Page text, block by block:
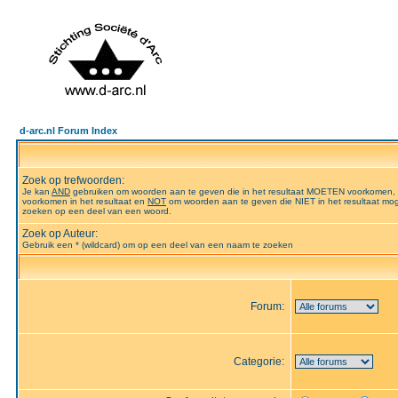
d-arc.nl Forum Index
Zoek op trefwoorden:
Je kan AND gebruiken om woorden aan te geven die in het resultaat MOETEN voorkomen,
voorkomen in het resultaat en NOT om woorden aan te geven die NIET in het resultaat
zoeken op een deel van een woord.
Zoek op Auteur:
Gebruik een * (wildcard) om op een deel van een naam te zoeken
Forum:
Categorie: